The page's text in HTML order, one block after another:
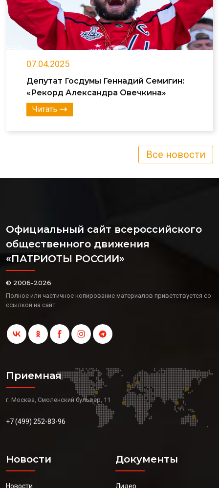
07.04.2025
Депутат Госдумы Геннадий Семигин:
«Рекорд Александра Овечкина»
Читать
Все новости
Официальный сайт всероссийского
общественного движения
«ПАТРИОТЫ РОССИИ»
© 2006-2026
Полное или частичное копирование материалов приветствуется со
ссылкой на сайт
Приемная
г. Москва, Смоленский бульвар, 11
+7 (499) 252-83-96
Новости
Новости
Документы
Лидер